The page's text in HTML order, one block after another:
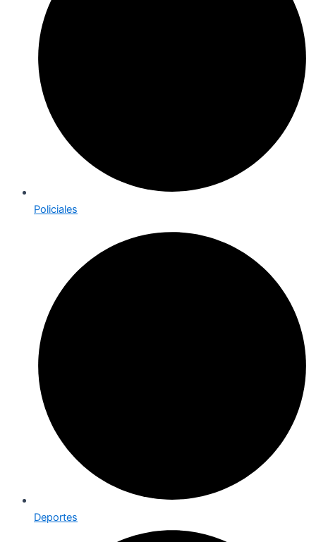
Policiales
Deportes